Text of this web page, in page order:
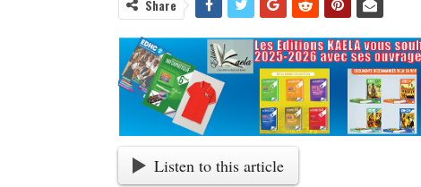
Share
Listen to this article